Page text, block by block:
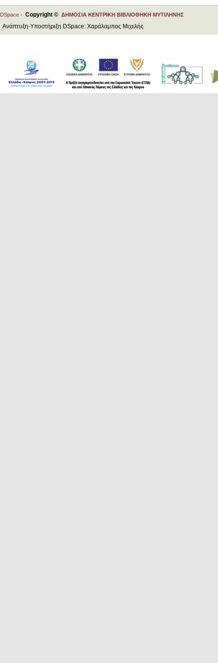
DSpace - Copyright © ΔΗΜΟΣΙΑ ΚΕΝΤΡΙΚΗ ΒΙΒΛΙΟΘΗΚΗ ΜΥΤΙΛΗΝΗΣ
Ανάπτυξη-Υποστήριξη DSpace: Χαράλαμπος Μιχελής